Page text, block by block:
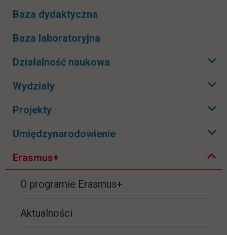
Baza dydaktyczna
Baza laboratoryjna
Działalność naukowa
Rozwiń podmenu
Wydziały Rozwiń podmenu
Projekty Rozwiń podmenu
Umiędzynarodowienie Rozwiń podmenu
Erasmus+
Zwiń podmenu
O programie Erasmus+
Aktualności